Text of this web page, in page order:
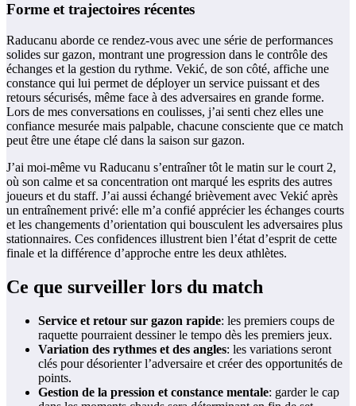
Forme et trajectoires récentes
Raducanu aborde ce rendez-vous avec une série de performances
solides sur gazon, montrant une progression dans le contrôle des
échanges et la gestion du rythme. Vekić, de son côté, affiche une
constance qui lui permet de déployer un service puissant et des
retours sécurisés, même face à des adversaires en grande forme.
Lors de mes conversations en coulisses, j’ai senti chez elles une
confiance mesurée mais palpable, chacune consciente que ce match
peut être une étape clé dans la saison sur gazon.
J’ai moi-même vu Raducanu s’entraîner tôt le matin sur le court 2,
où son calme et sa concentration ont marqué les esprits des autres
joueurs et du staff. J’ai aussi échangé brièvement avec Vekić après
un entraînement privé: elle m’a confié apprécier les échanges courts
et les changements d’orientation qui bousculent les adversaires plus
stationnaires. Ces confidences illustrent bien l’état d’esprit de cette
finale et la différence d’approche entre les deux athlètes.
Ce que surveiller lors du match
Service et retour sur gazon rapide: les premiers coups de
raquette pourraient dessiner le tempo dès les premiers jeux.
Variation des rythmes et des angles: les variations seront
clés pour désorienter l’adversaire et créer des opportunités de
points.
Gestion de la pression et constance mentale: garder le cap